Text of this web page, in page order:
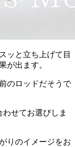
ッと立ち上げて目
が出ます。
のロッドだそうで
せてお選びしま
りのイメージをお